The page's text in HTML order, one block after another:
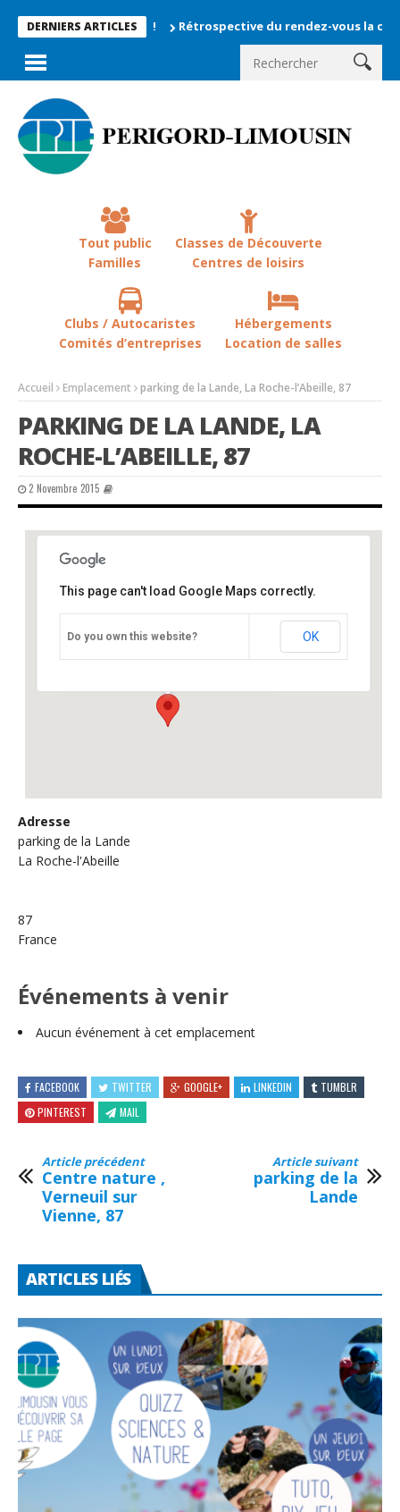
DERNIERS ARTICLESRétrospective du rendez-vous la chevêche
Tout public
Familles
Classes de Découverte
Centres de loisirs
Clubs / Autocaristes
Comités d’entreprises
Hébergements
Location de salles
Accueil Emplacement parking de la Lande, La Roche-l’Abeille, 87
PARKING DE LA LANDE, LA
ROCHE-L’ABEILLE, 87
2 Novembre 2015
parking de la Lande, La Roche-l’Abeille, 87
Événements
This page can't load Google Maps correctly.
Do you own this website? OK
Adresse
parking de la Lande
La Roche-l'Abeille
87
France
Événements à venir
Aucun événement à cet emplacement
FACEBOOK TWITTER GOOGLE+ LINKEDIN
TUMBLR
PINTEREST
MAIL
Article précédent
Centre nature ,
Verneuil sur
Vienne, 87
Article suivant
parking de la
Lande
ARTICLES LIÉS